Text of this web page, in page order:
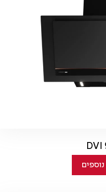
DVI